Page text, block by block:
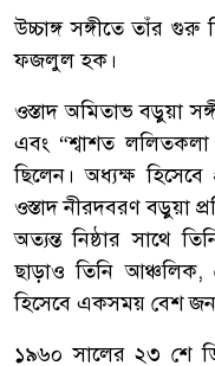
উচ্চাঙ্গ সঙ্গীতে তাঁর
ফজলুল হক।
ওস্তাদ অমিতাভ বড়ুয়া
এবং “শ্বাশত ললিতকলা
ছিলেন। অধ্যক্ষ
ওস্তাদ নীরদবরণ বড়ুয়া
অত্যন্ত নিষ্ঠার সাথে
ছাড়াও তিনি
হিসেবে একসময় বেশ
১৯৬০ সালের ২৩ শে